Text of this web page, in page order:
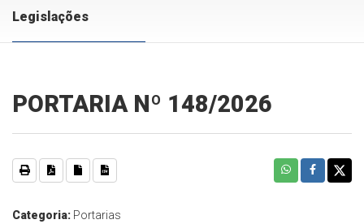
Legislações
PORTARIA Nº 148/2026
Categoria: Portarias